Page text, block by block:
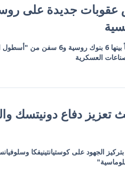
عقوبات جديدة على
العقوبات تشمل 19 كياناً بينها 6
العسكرية
تعزيز دفاع دونيتسك
الجهود على كوستيانتينيفكا